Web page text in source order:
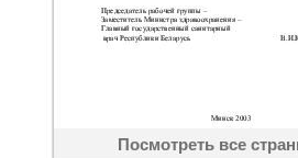
Посмотреть все